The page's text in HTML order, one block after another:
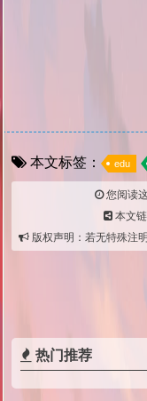
本文标签： edu
您阅读
本文
版权声明：若无特殊注
热门推荐